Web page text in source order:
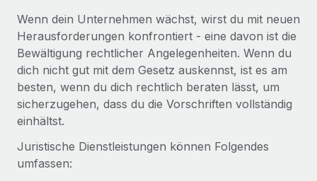
Wenn dein Unternehmen wächst, wirst du mit neuen
Herausforderungen konfrontiert - eine davon ist die
Bewältigung rechtlicher Angelegenheiten. Wenn du
dich nicht gut mit dem Gesetz auskennst, ist es am
besten, wenn du dich rechtlich beraten lässt, um
sicherzugehen, dass du die Vorschriften vollständig
einhältst.
Juristische Dienstleistungen können Folgendes
umfassen: